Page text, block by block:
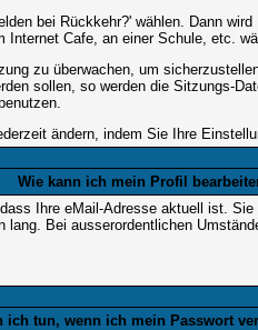
bei Rückkehr?' wählen. Dann
Cafe, an einer Schule, etc.
zu überwachen, um
sollen, so werden die Sitzungs-
ändern, indem Sie Ihre
Wie kann ich mein Profil
Ihre eMail-Adresse aktuell ist.
Bei ausserordentlichen
ich tun, wenn ich mein Passwort